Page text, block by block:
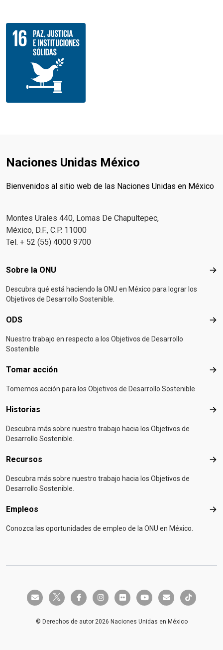
Naciones Unidas México
Bienvenidos al sitio web de las Naciones Unidas en México
Montes Urales 440, Lomas De Chapultepec,
México, D.F., C.P. 11000
Tel. + 52 (55) 4000 9700
Footer menu
Sobre la ONU
Descubra qué está haciendo la ONU en México para lograr los
Objetivos de Desarrollo Sostenible.
ODS
Nuestro trabajo en respecto a los Objetivos de Desarrollo
Sostenible
Tomar acción
Tomemos acción para los Objetivos de Desarrollo Sostenible
Historias
Descubra más sobre nuestro trabajo hacia los Objetivos de
Desarrollo Sostenible.
Recursos
Descubra más sobre nuestro trabajo hacia los Objetivos de
Desarrollo Sostenible.
Empleos
Conozca las oportunidades de empleo de la ONU en México.
envelopetwitter-x facebook-finstagramflickr youtube envelopetiktok
© Derechos de autor 2026 Naciones Unidas en México